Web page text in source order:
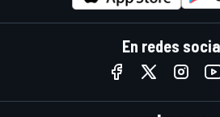
En redes